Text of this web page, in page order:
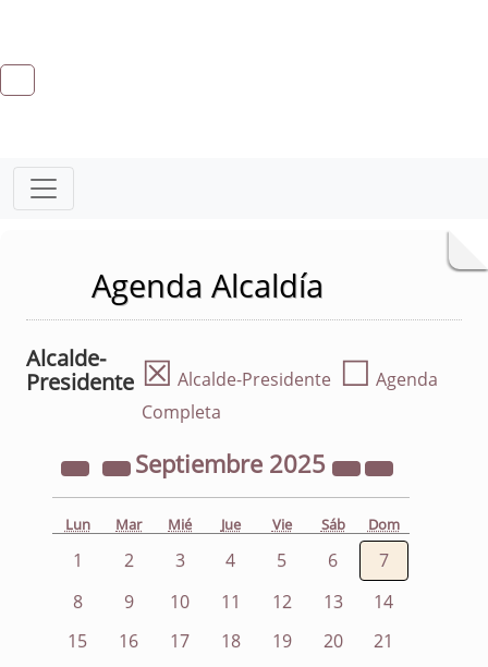
Agenda Alcaldía
Alcalde-
Presidente ☒ Alcalde-Presidente ☐ Agenda
Completa
Septiembre 2025
Lun Mar Mié Jue Vie Sáb Dom
1 2 3 4 5 6
7
8
9 10 11 12 13
14
15
16 17 18 19 20
21